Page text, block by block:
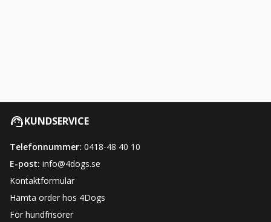
KUNDSERVICE
Telefonnummer: 0418-48 40 10
E-post: info@4dogs.se
Kontaktformulär
Hämta order hos 4Dogs
För hundfrisörer